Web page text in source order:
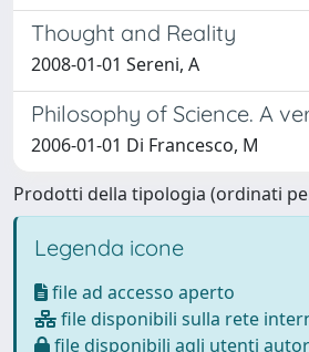
Thought and Reality
2008-01-01 Sereni, A
Philosophy of Science. A
2006-01-01 Di Francesco, M
Prodotti della tipologia (ordinati
Legenda icone
file ad accesso aperto
file disponibili sulla rete
file disponibili agli utenti